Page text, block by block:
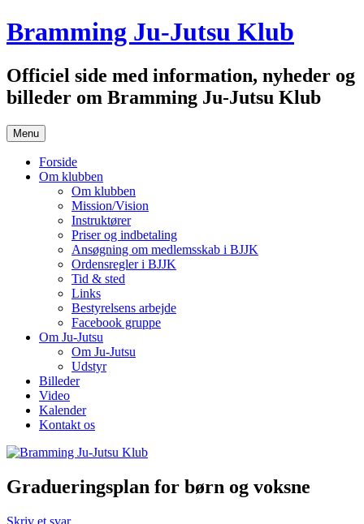
Hop
til
Bramming Ju-Jutsu Klub
Officiel side med information, nyheder og
billeder om Bramming Ju-Jutsu Klub
Menu
Forside
Om klubben
Om klubben
Mission/Vision
Instruktører
Priser og indbetaling
Ansøgning om medlemsskab i BJJK
Ordensregler i BJJK
Tid & sted
Links
Bestyrelsens arbejde
Facebook gruppe
Om Ju-Jutsu
Om Ju-Jutsu
Udstyr
Billeder
Video
Kalender
Kontakt os
Gradueringsplan for børn og voksne
Skriv et svar